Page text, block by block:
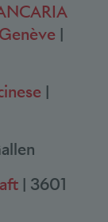
|
|
| 3601